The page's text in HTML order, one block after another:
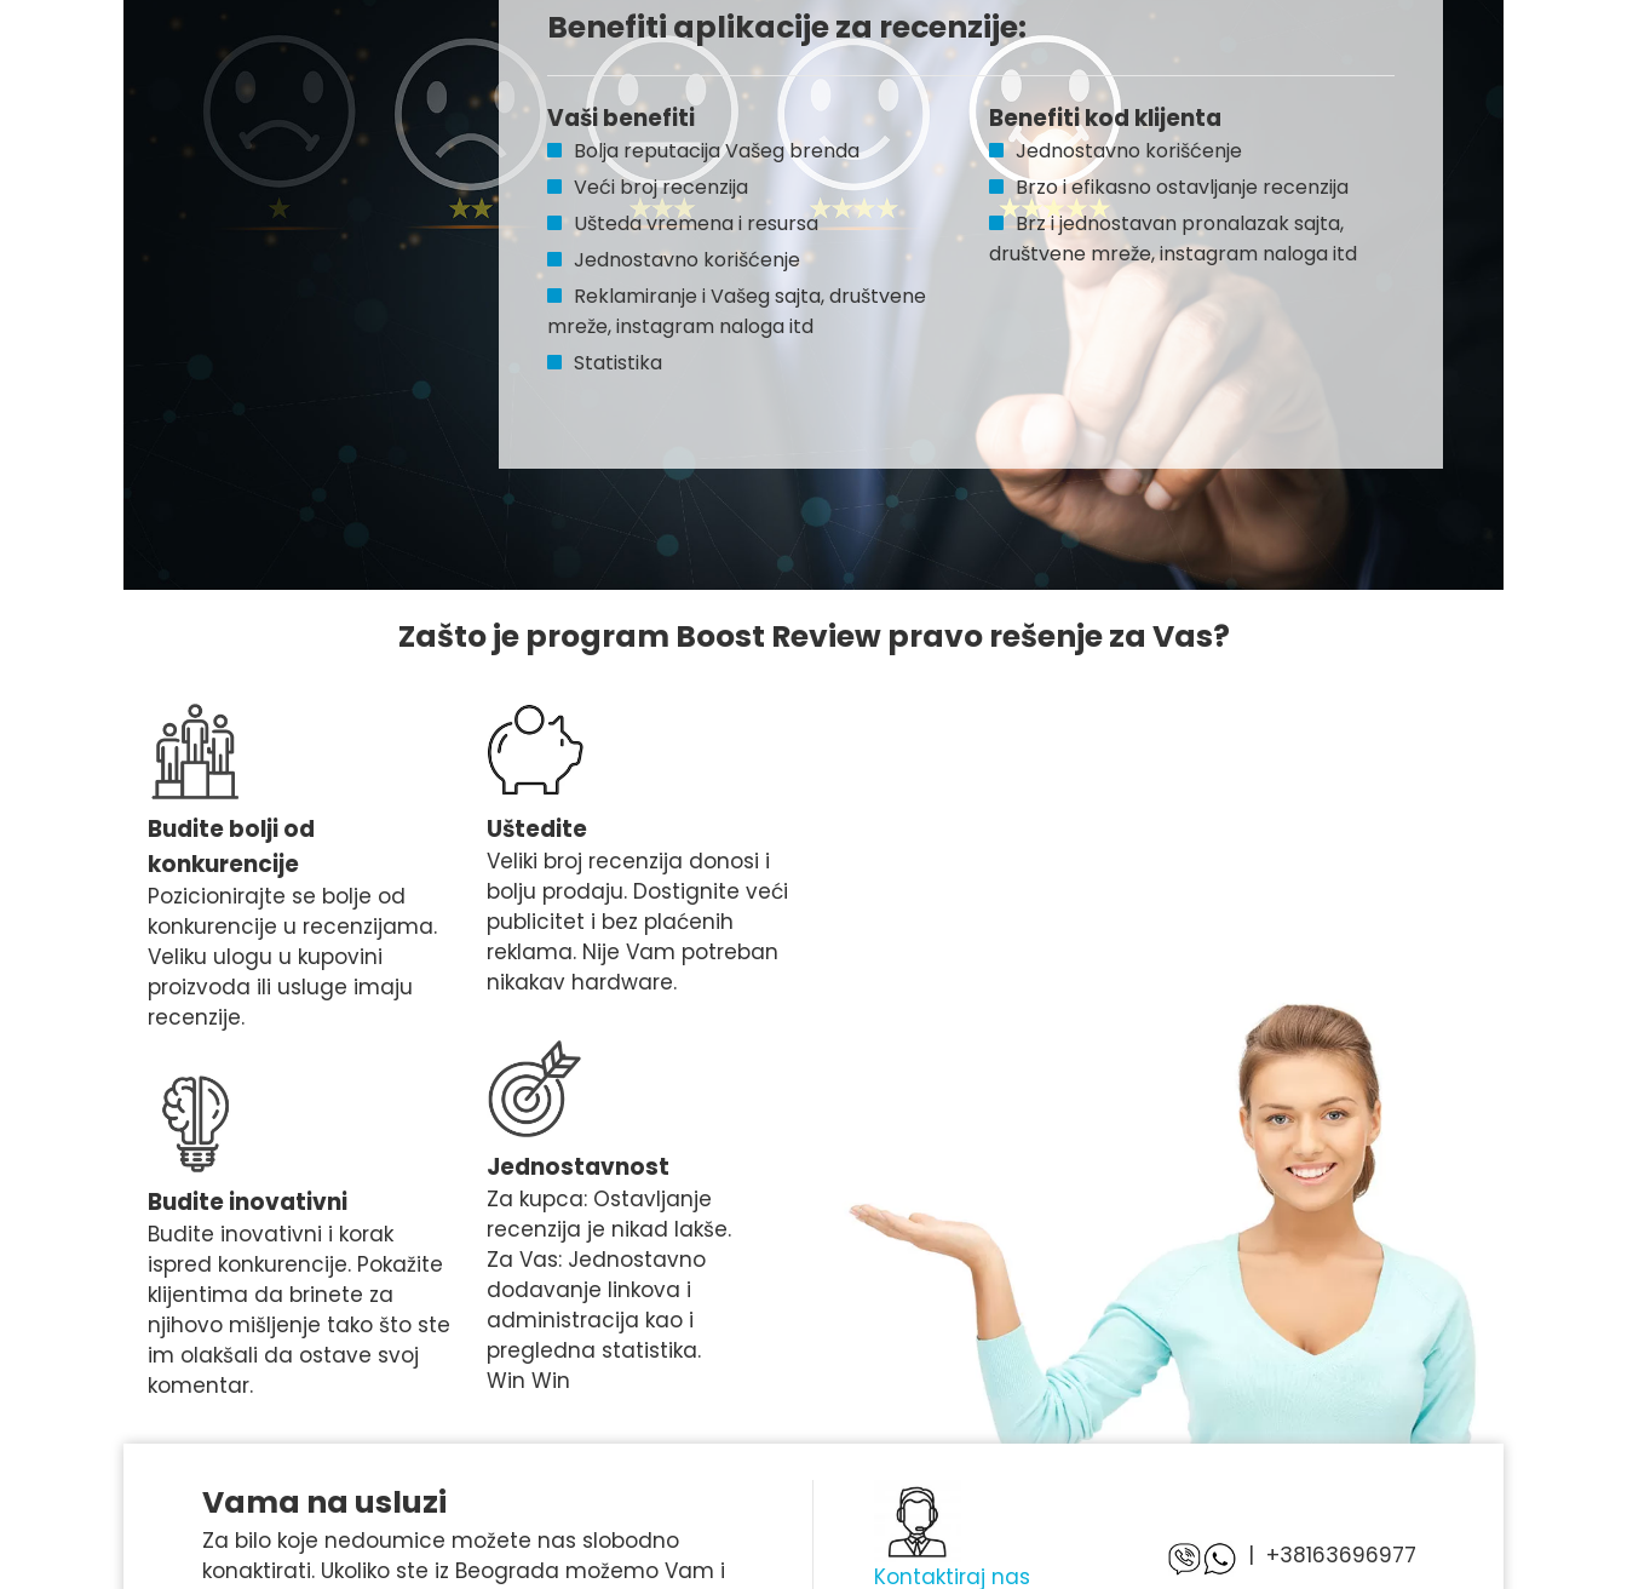
Benefiti aplikacije za recenzije:
Vaši benefiti
Bolja reputacija Vašeg brenda
Veći broj recenzija
Ušteda vremena i resursa
Jednostavno korišćenje
Reklamiranje i Vašeg sajta, društvene
mreže, instagram naloga itd
Statistika
Benefiti kod klijenta
Jednostavno korišćenje
Brzo i efikasno ostavljanje recenzija
Brz i jednostavan pronalazak sajta,
društvene mreže, instagram naloga itd
Zašto je program Boost Review pravo rešenje za Vas?
Budite bolji od
konkurencije
Pozicionirajte se bolje od
konkurencije u recenzijama.
Veliku ulogu u kupovini
proizvoda ili usluge imaju
recenzije.
Budite inovativni
Budite inovativni i korak
ispred konkurencije. Pokažite
klijentima da brinete za
njihovo mišljenje tako što ste
im olakšali da ostave svoj
komentar.
Uštedite
Veliki broj recenzija donosi i
bolju prodaju. Dostignite veći
publicitet i bez plaćenih
reklama. Nije Vam potreban
nikakav hardware.
Jednostavnost
Za kupca: Ostavljanje
recenzija je nikad lakše.
Za Vas: Jednostavno
dodavanje linkova i
administracija kao i
pregledna statistika.
Win Win
Vama na usluzi
Za bilo koje nedoumice možete nas slobodno
konaktirati. Ukoliko ste iz Beograda možemo Vam i
Kontaktiraj nas
| +38163696977